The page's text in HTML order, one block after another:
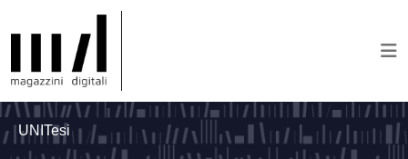
UNITesi